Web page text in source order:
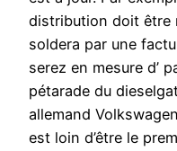
distribution doit être
soldera par une
serez en mesure d’
pétarade du
allemand
est loin d’être le